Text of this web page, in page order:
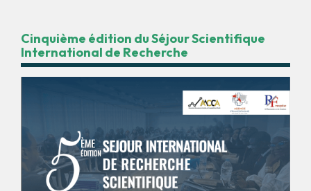
Cinquième édition du Séjour Scientifique
International de Recherche